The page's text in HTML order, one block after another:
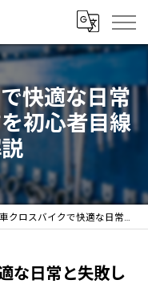
快適な日常
初心者目線
バイクで快適な日常と失敗しない選び方を初心者目線で徹底解説
な日常と失敗し